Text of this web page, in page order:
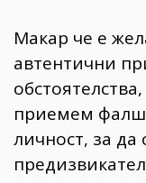
Макар че е
автентични
приемем
личност, за